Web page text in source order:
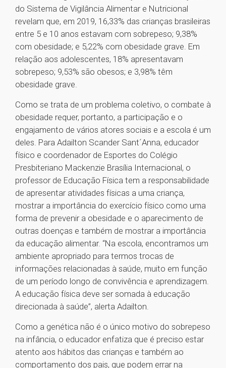
do Sistema de Vigilância Alimentar e Nutricional
revelam que, em 2019, 16,33% das crianças brasileiras
entre 5 e 10 anos estavam com sobrepeso; 9,38%
com obesidade; e 5,22% com obesidade grave. Em
relação aos adolescentes, 18% apresentavam
sobrepeso; 9,53% são obesos; e 3,98% têm
obesidade grave.
Como se trata de um problema coletivo, o combate à
obesidade requer, portanto, a participação e o
engajamento de vários atores sociais e a escola é um
deles. Para Adailton Scander Sant´Anna, educador
físico e coordenador de Esportes do Colégio
Presbiteriano Mackenzie Brasília Internacional, o
professor de Educação Física tem a responsabilidade
de apresentar atividades físicas a uma criança,
mostrar a importância do exercício físico como uma
forma de prevenir a obesidade e o aparecimento de
outras doenças e também de mostrar a importância
da educação alimentar. “Na escola, encontramos um
ambiente apropriado para termos trocas de
informações relacionadas à saúde, muito em função
de um período longo de convivência e aprendizagem.
A educação física deve ser somada à educação
direcionada à saúde”, alerta Adailton.
Como a genética não é o único motivo do sobrepeso
na infância, o educador enfatiza que é preciso estar
atento aos hábitos das crianças e também ao
comportamento dos pais, que podem errar na